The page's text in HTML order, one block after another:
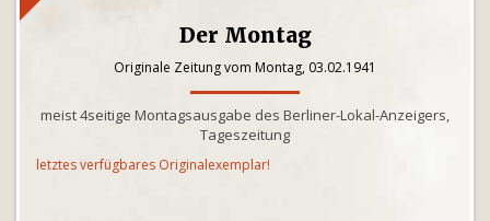
Der Montag
Originale Zeitung vom Montag, 03.02.1941
meist 4seitige Montagsausgabe des Berliner-Lokal-Anzeigers,
Tageszeitung
letztes verfügbares Originalexemplar!